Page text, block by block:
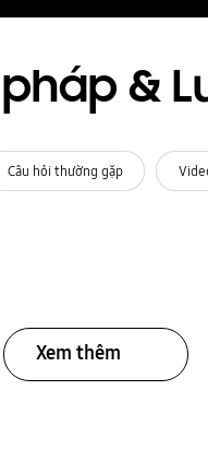
&
Câu hỏi thường gặp
Xem thêm